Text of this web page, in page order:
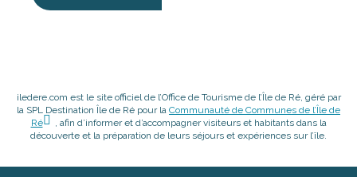
iledere.com est le site officiel de l’Office de Tourisme de l’Île de Ré, géré par
la SPL Destination Île de Ré pour la Communauté de Communes de l’Île de
Ré
, afin d’informer et d’accompagner visiteurs et habitants dans la
découverte et la préparation de leurs séjours et expériences sur l’île.